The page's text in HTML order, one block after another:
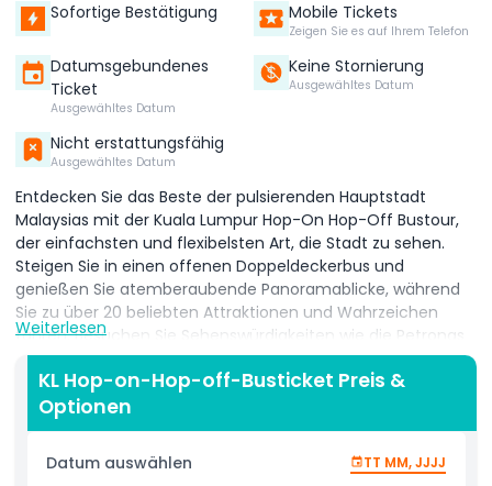
Sofortige Bestätigung Mobile Tickets
Zeigen Sie es auf Ihrem Telefon
Datumsgebundenes
Ticket
Ausgewähltes Datum
Keine Stornierung
Ausgewähltes Datum
Nicht erstattungsfähig
Ausgewähltes Datum
Entdecken Sie das Beste der pulsierenden Hauptstadt
Malaysias mit der Kuala Lumpur Hop-On Hop-Off Bustour,
der einfachsten und flexibelsten Art, die Stadt zu sehen.
Steigen Sie in einen offenen Doppeldeckerbus und
genießen Sie atemberaubende Panoramablicke, während
Sie zu über 20 beliebten Attraktionen und Wahrzeichen
fahren. Besuchen Sie Sehenswürdigkeiten wie die Petronas
Zwillingstürme, den KL Tower, den Merdeka-Platz und den
Zentralmarkt. Mit regelmäßig verkehrenden Bussen den
ganzen Tag über können Sie an Ihren Lieblingsorten
aussteigen und jederzeit wieder einsteigen – ideal für
Erstbesucher und Wiederkehrende. Hören Sie Audio-
Kommentare in mehreren Sprachen und erfahren Sie mehr
Weiterlesen
KL Hop-on-Hop-off-Busticket Preis &
Optionen
Datum auswählen TT MM, JJJJ